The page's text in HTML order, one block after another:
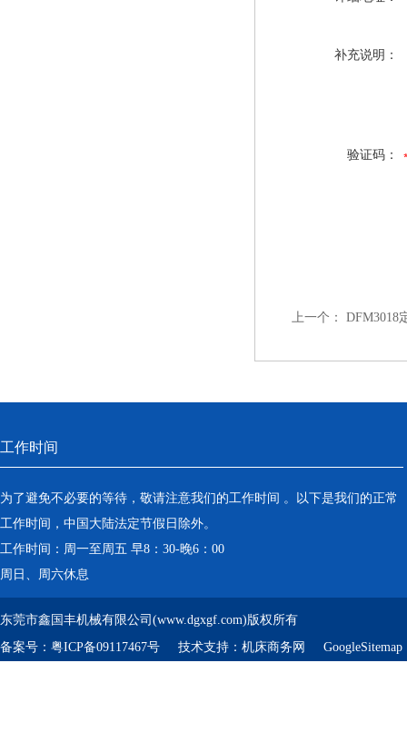
补充说明：
验证码：
上一个： DFM3018
工作时间
为了避免不必要的等待，敬请注意我们的工作时间 。以下是我们的正常
工作时间，中国大陆法定节假日除外。
工作时间：周一至周五 早8：30-晚6：00
周日、周六休息
东莞市鑫国丰机械有限公司(www.dgxgf.com)版权所有
备案号： 粤ICP备09117467号 技术支持： 机床商务网 GoogleSitemap